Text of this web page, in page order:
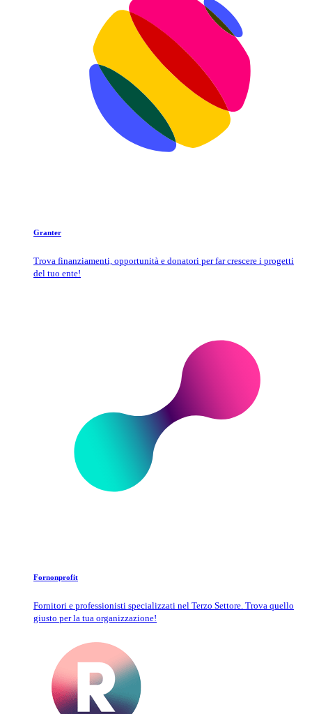
Granter
Trova finanziamenti, opportunità e donatori per far crescere i progetti
del tuo ente!
Fornonprofit
Fornitori e professionisti specializzati nel Terzo Settore. Trova quello
giusto per la tua organizzazione!